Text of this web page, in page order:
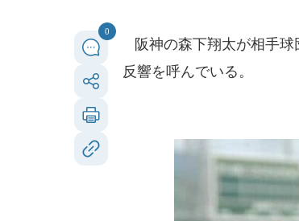
0
阪神の森下翔太が相手球
反響を呼んでいる。